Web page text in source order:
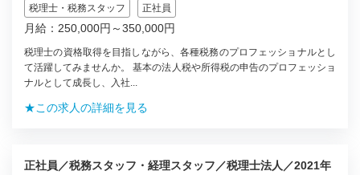
税理士・税務スタッフ
正社員
月給：250,000円～350,000円
税理士の資格取得を目指しながら、各種税務のプロフェッショナルとし
て活躍してみませんか。 基本の法人税や所得税の申告のプロフェッショ
ナルとして成長し、入社...
★この求人の詳細を見る
正社員／税務スタッフ・経理スタッフ／税理士法人／2021年